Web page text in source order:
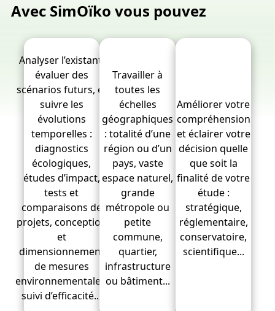
Avec SimOïko vous pouvez
Analyser l’existant,
évaluer des
scénarios futurs, et
suivre les
évolutions
temporelles :
diagnostics
écologiques,
études d’impact,
tests et
comparaisons de
projets, conception
et
dimensionnement
de mesures
environnementales,
suivi d’efficacité...
Travailler à
toutes les
échelles
géographiques
: totalité d’une
région ou d’un
pays, vaste
espace naturel,
grande
métropole ou
petite
commune,
quartier,
infrastructure
ou bâtiment...
Améliorer votre
compréhension
et éclairer votre
décision quelle
que soit la
finalité de votre
étude :
stratégique,
réglementaire,
conservatoire,
scientifique...